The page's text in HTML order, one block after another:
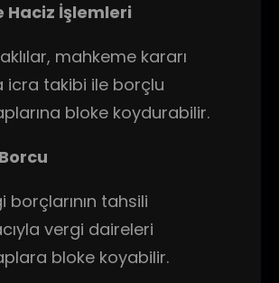
Haciz İşlemleri
mahkeme kararı
icra takibi ile borçlu
bloke koydurabilir.
borçlarının tahsili
vergi daireleri
bloke koyabilir.